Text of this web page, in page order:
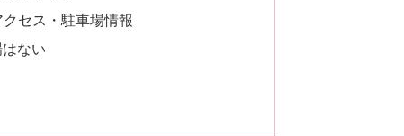
セス・駐車場情報
ない